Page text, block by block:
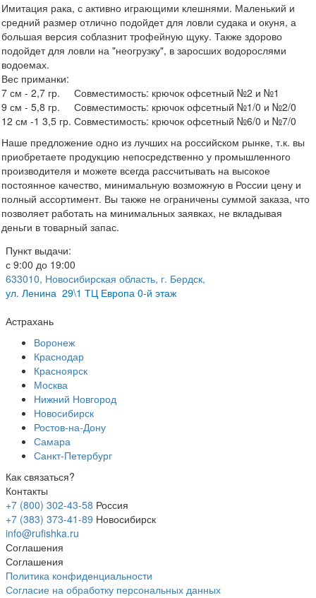
Имитация рака, с активно играющими клешнями. Маленький и
средний размер отлично подойдет для ловли судака и окуня, а
большая версия соблазнит трофейную щуку. Также здорово
подойдет для ловли на "неогрузку", в заросших водорослями
водоемах.
Вес приманки:
7 см - 2,7 гр. Совместимость: крючок офсетный №2 и №1
9 см - 5,8 гр. Совместимость: крючок офсетный №1/0 и №2/0
12 см -1 3,5 гр. Совместимость: крючок офсетный №6/0 и №7/0
Наше предложение одно из лучших на российском рынке, т.к. вы
приобретаете продукцию непосредственно у промышленного
производителя и можете всегда рассчитывать на высокое
постоянное качество, минимальную возможную в России цену и
полный ассортимент. Вы также не ограничены суммой заказа, что
позволяет работать на минимальных заявках, не вкладывая
деньги в товарный запас.
Пункт выдачи:
с 9:00 до 19:00
633010, Новосибирская область, г. Бердск,
ул. Ленина 29\1 ТЦ Европа 0-й этаж
Астрахань
Воронеж
Краснодар
Красноярск
Москва
Нижний Новгород
Новосибирск
Ростов-на-Дону
Самара
Санкт-Петербург
Как связаться?
Контакты
+7 (800) 302-43-58 Россия
+7 (383) 373-41-89 Новосибирск
info@rufishka.ru
Соглашения
Соглашения
Политика конфиденциальности
Согласие на обработку персональных данных